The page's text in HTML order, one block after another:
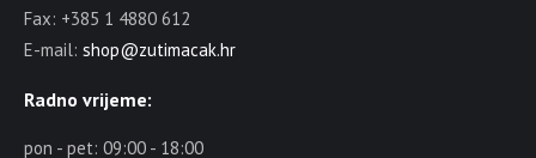
Fax: +385 1 4880 612
E-mail: shop@zutimacak.hr
Radno vrijeme:
pon - pet: 09:00 - 18:00